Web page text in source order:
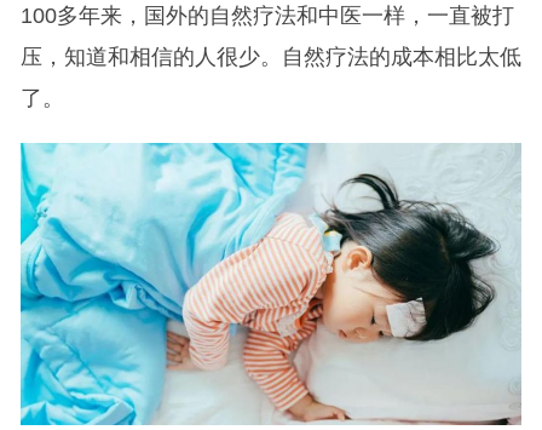
100多年来，国外的自然疗法和中医一样，一直被打
压，知道和相信的人很少。自然疗法的成本相比太低
了。